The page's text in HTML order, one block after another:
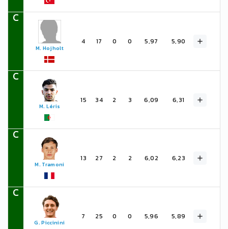
C
M. Hojholt
4 17 0 0 5,97 5,90
C
M. Léris
15 34 2 3 6,09 6,31
C
M. Tramoni
13 27 2 2 6,02 6,23
C
G. Piccinini
7 25 0 0 5,96 5,89